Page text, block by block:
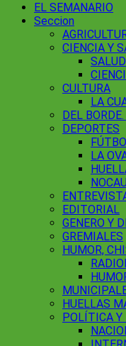
EL SEMANARIO
Seccion
CIENCIA Y
SALUD
CULTURA
LA
DEL
DEPORTES
LA
EDITORIAL
GENERO Y
GREMIALES
HUMOR,
HUELLAS
POLÍTICA Y